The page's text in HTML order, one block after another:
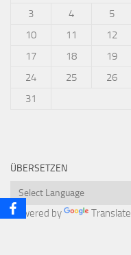
3
4 5
10
11 12
17
18 19
24
25 26
31
ÜBERSETZEN
Powered by Translate